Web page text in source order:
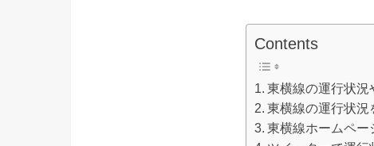
Contents
東横線の運行状況
東横線の運行状況
東横線ホームペー